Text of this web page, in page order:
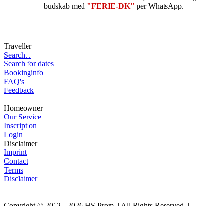
budskab med "FERIE-DK" per WhatsApp.
Traveller
Search...
Search for dates
Bookinginfo
FAQ's
Feedback
Homeowner
Our Service
Inscription
Login
Disclaimer
Imprint
Contact
Terms
Disclaimer